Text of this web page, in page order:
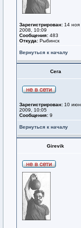
Зарегистрирован: 14 ноя
2008, 10:09
Сообщения: 483
Откуда: Рыбинск
Вернуться к началу
Сега
Зарегистрирован: 10 июн
2009, 10:05
Сообщения: 9
Вернуться к началу
Girevik